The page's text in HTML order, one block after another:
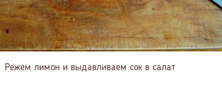
Режем лимон и выдавливаем сок в салат